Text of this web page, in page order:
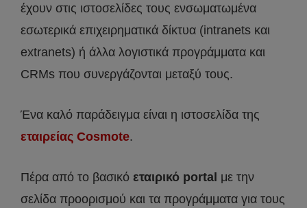
έχουν στις ιστοσελίδες τους ενσωματωμένα
εσωτερικά επιχειρηματικά δίκτυα (intranets και
extranets) ή άλλα λογιστικά προγράμματα και
CRMs που συνεργάζονται μεταξύ τους.
Ένα καλό παράδειγμα είναι η ιστοσελίδα της
εταιρείας Cosmote.
Πέρα από το βασικό εταιρικό portal με την
σελίδα προορισμού και τα προγράμματα για τους